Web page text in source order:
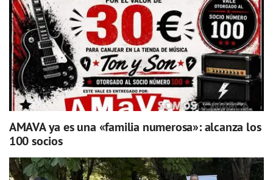
AMAVA ya es una «familia numerosa»: alcanza los
100 socios